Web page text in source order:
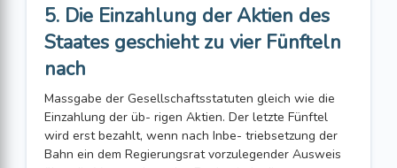
5. Die Einzahlung der Aktien des
Staates geschieht zu vier Fünfteln
nach
Massgabe der Gesellschaftsstatuten gleich wie die
Einzahlung der üb- rigen Aktien. Der letzte Fünftel
wird erst bezahlt, wenn nach Inbe- triebsetzung der
Bahn ein dem Regierungsrat vorzulegender Ausweis